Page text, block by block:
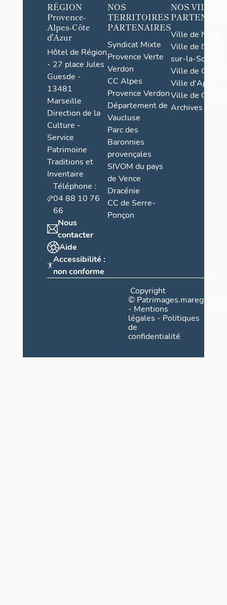
RÉGION
Provence-
Alpes-Côte
d'Azur
Hôtel de Région
- 27 place Jules
Guesde -
13481
Marseille
Direction de la
Culture -
Service
Patrimoine
Traditions et
Inventaire
Téléphone :
04 88 10 76
66
Nous
contacter
Aide
Accessibilité :
non conforme
NOS
TERRITOIRES
PARTENAIRES
Syndicat Mixte
Provence Verte
Verdon
CC Alpes
Provence Verdon
Département de
Vaucluse
Parc des
Baronnies
provençales
SIVOM du pays
de Vence
Dracénie
CC de Serre-
Ponçon
NOS VILLES
Ville de Nice
Ville de l'Isle-
sur-la-Sorgue
Ville de Grasse
Ville d'Apt
Ville de
Archives
Copyright
©
- Mentions
légales - Politiques
de
confidentialité